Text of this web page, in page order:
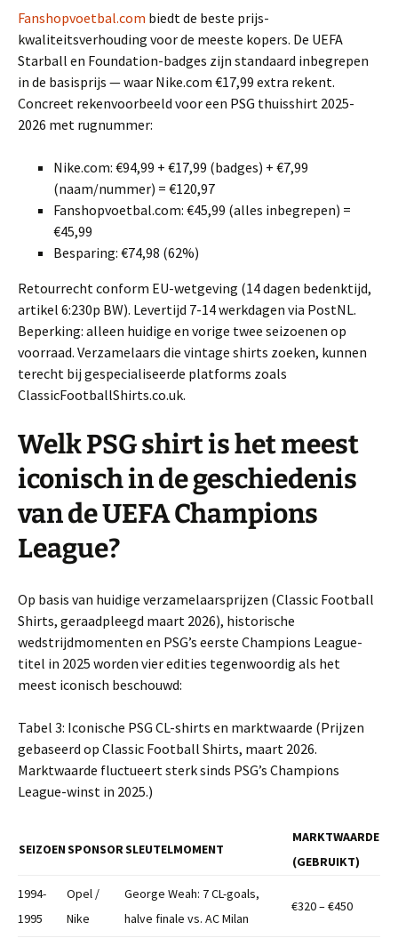
Fanshopvoetbal.com biedt de beste prijs-
kwaliteitsverhouding voor de meeste kopers. De UEFA
Starball en Foundation-badges zijn standaard inbegrepen
in de basisprijs — waar Nike.com €17,99 extra rekent.
Concreet rekenvoorbeeld voor een PSG thuisshirt 2025-
2026 met rugnummer:
Nike.com: €94,99 + €17,99 (badges) + €7,99
(naam/nummer) = €120,97
Fanshopvoetbal.com: €45,99 (alles inbegrepen) =
€45,99
Besparing: €74,98 (62%)
Retourrecht conform EU-wetgeving (14 dagen bedenktijd,
artikel 6:230p BW). Levertijd 7-14 werkdagen via PostNL.
Beperking: alleen huidige en vorige twee seizoenen op
voorraad. Verzamelaars die vintage shirts zoeken, kunnen
terecht bij gespecialiseerde platforms zoals
ClassicFootballShirts.co.uk.
Welk PSG shirt is het meest
iconisch in de geschiedenis
van de UEFA Champions
League?
Op basis van huidige verzamelaarsprijzen (Classic Football
Shirts, geraadpleegd maart 2026), historische
wedstrijdmomenten en PSG’s eerste Champions League-
titel in 2025 worden vier edities tegenwoordig als het
meest iconisch beschouwd:
Tabel 3: Iconische PSG CL-shirts en marktwaarde (Prijzen
gebaseerd op Classic Football Shirts, maart 2026.
Marktwaarde fluctueert sterk sinds PSG’s Champions
League-winst in 2025.)
SEIZOENSPONSORSLEUTELMOMENT
MARKTWAARDE
(GEBRUIKT)
1994-
1995
Opel /
Nike
George Weah: 7 CL-goals,
halve finale vs. AC Milan
€320 – €450